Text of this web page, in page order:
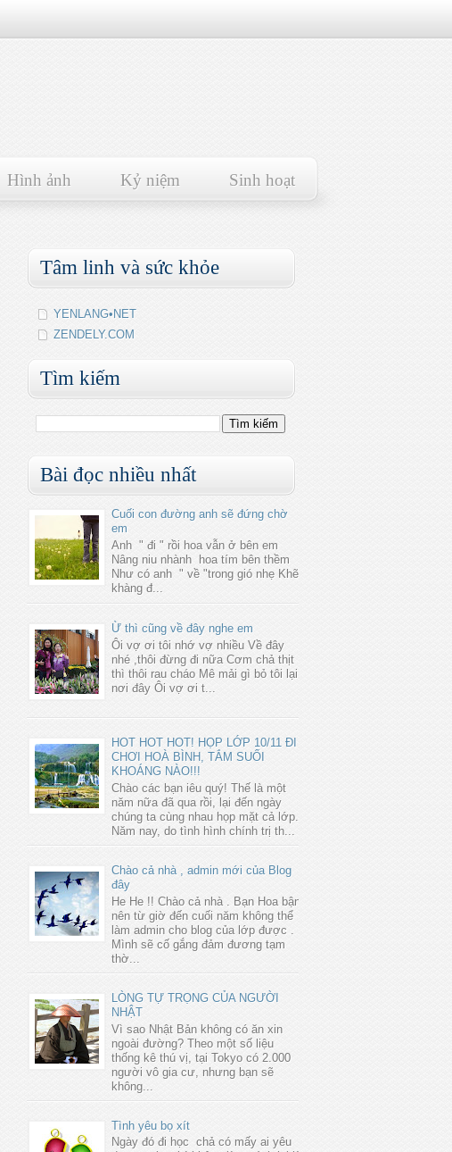
Hình ảnh Kỷ niệm Sinh hoạt
Tâm linh và sức khỏe
YENLANG•NET
ZENDELY.COM
Tìm kiếm
Bài đọc nhiều nhất
Cuối con đường anh sẽ đứng chờ
em
Anh " đi " rồi hoa vẫn ở bên em
Nâng niu nhành hoa tím bên thềm
Như có anh " về "trong gió nhẹ Khẽ
khàng đ...
Ừ thì cũng về đây nghe em
Ôi vợ ơi tôi nhớ vợ nhiều Về đây
nhé ,thôi đừng đi nữa Cơm chả thịt
thì thôi rau cháo Mê mải gì bỏ tôi lại
nơi đây Ôi vợ ơi t...
HOT HOT HOT! HỌP LỚP 10/11 ĐI
CHƠI HOÀ BÌNH, TẮM SUỐI
KHOÁNG NÀO!!!
Chào các bạn iêu quý! Thế là một
năm nữa đã qua rồi, lại đến ngày
chúng ta cùng nhau họp mặt cả lớp.
Năm nay, do tình hình chính trị th...
Chào cả nhà , admin mới của Blog
đây
He He !! Chào cả nhà . Bạn Hoa bận
nên từ giờ đến cuối năm không thể
làm admin cho blog của lớp được .
Mình sẽ cố gắng đảm đương tạm
thờ...
LÒNG TỰ TRỌNG CỦA NGƯỜI
NHẬT
Vì sao Nhật Bản không có ăn xin
ngoài đường? Theo một số liệu
thống kê thú vị, tại Tokyo có 2.000
người vô gia cư, nhưng bạn sẽ
không...
Tình yêu bọ xít
Ngày đó đi học chả có mấy ai yêu